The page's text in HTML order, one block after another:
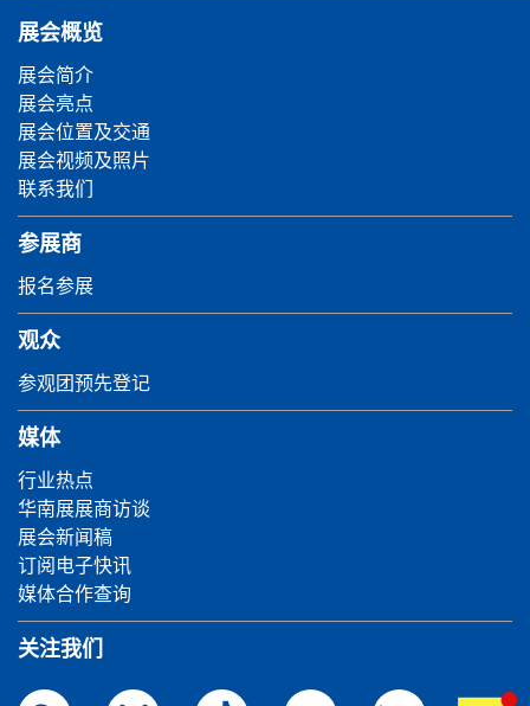
展会概览
展会简介
展会亮点
展会位置及交通
展会视频及照片
联系我们
参展商
报名参展
观众
参观团预先登记
媒体
行业热点
华南展展商访谈
展会新闻稿
订阅电子快讯
媒体合作查询
关注我们